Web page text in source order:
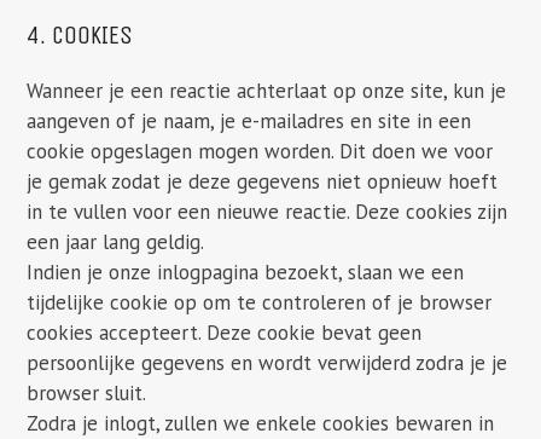
4. COOKIES
Wanneer je een reactie achterlaat op onze site, kun je
aangeven of je naam, je e-mailadres en site in een
cookie opgeslagen mogen worden. Dit doen we voor
je gemak zodat je deze gegevens niet opnieuw hoeft
in te vullen voor een nieuwe reactie. Deze cookies zijn
een jaar lang geldig.
Indien je onze inlogpagina bezoekt, slaan we een
tijdelijke cookie op om te controleren of je browser
cookies accepteert. Deze cookie bevat geen
persoonlijke gegevens en wordt verwijderd zodra je je
browser sluit.
Zodra je inlogt, zullen we enkele cookies bewaren in